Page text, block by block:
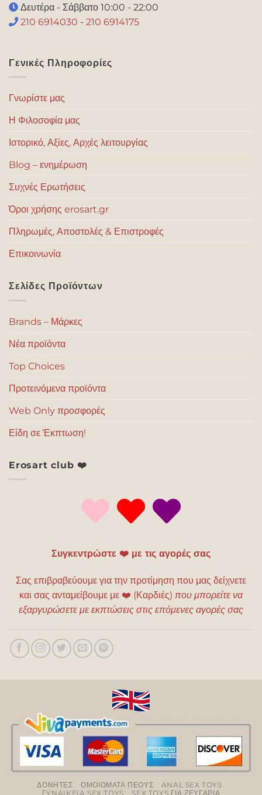
Δευτέρα - Σάββατο 10:00 - 22:00
210 6914030 - 210 6914175
Γενικές Πληροφορίες
Γνωρίστε μας
Η Φιλοσοφία μας
Ιστορικό, Αξίες, Αρχές λειτουργίας
Blog – ενημέρωση
Συχνές Ερωτήσεις
Όροι χρήσης erosart.gr
Πληρωμές, Αποστολές & Επιστροφές
Επικοινωνία
Σελίδες Προϊόντων
Brands – Μάρκες
Νέα προϊόντα
Top Choices
Προτεινόμενα προϊόντα
Web Only προσφορές
Είδη σε Έκπτωση!
Erosart club ❤️
Συγκεντρώστε ❤️ με τις αγορές σας
Σας επιβραβεύουμε για την προτίμηση που μας δείχνετε
και σας ανταμείβουμε με ❤️ (Καρδιές) που μπορείτε να
εξαργυρώσετε με εκπτώσεις στις επόμενες αγορές σας
ΔΟΝΗΤΕΣ ΟΜΟΙΩΜΑΤΑ ΠΕΟΥΣ
ANAL SEX TOYS
ΓYNAIKEIA SEX TOYS
SEX TOYS ΓΙΑ ΖΕΥΓΑΡΙΑ